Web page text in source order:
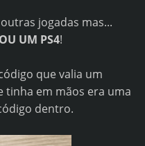
jogadas mas...
UM PS4!
que valia um
tinha em mãos era uma
dentro.